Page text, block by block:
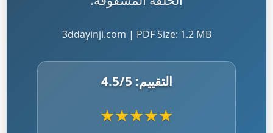
3ddayinji.com | PDF Size: 1.2 MB
التقييم: 4.5/5
★
★
★
★
★